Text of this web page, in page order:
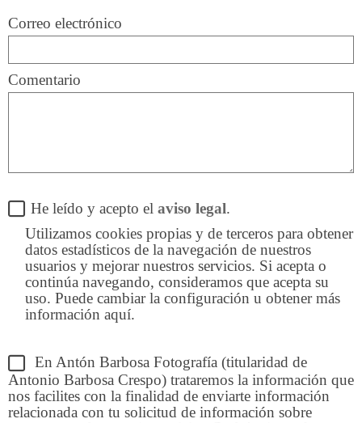
Correo electrónico
Comentario
He leído y acepto el aviso legal.
Utilizamos cookies propias y de terceros para obtener
datos estadísticos de la navegación de nuestros
usuarios y mejorar nuestros servicios. Si acepta o
continúa navegando, consideramos que acepta su
uso. Puede cambiar la configuración u obtener más
información aquí.
En Antón Barbosa Fotografía (titularidad de
Antonio Barbosa Crespo) trataremos la información que
nos facilites con la finalidad de enviarte información
relacionada con tu solicitud de información sobre